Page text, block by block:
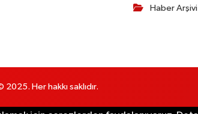
Haber Arşivi
Her hakkı saklıdır.